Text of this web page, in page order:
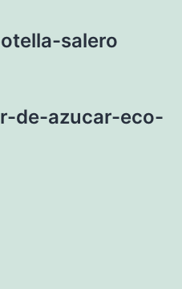
salero
de-azucar-eco-